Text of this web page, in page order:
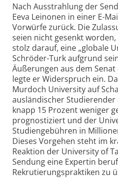
Nach Ausstrahlung der
Eeva Leinonen in einer E-
Vorwürfe zurück. Die
seien nicht gesenkt
stolz darauf, eine „globale
Schröder-Turk aufgrund
Äußerungen aus dem
legte er Widerspruch ein.
Murdoch University auf
ausländischer
knapp 15 Prozent weniger
prognostiziert und der
Studiengebühren in
Dieses Vorgehen steht im
Reaktion der University of
Sendung eine Expertin
Rekrutierungspraktiken zu